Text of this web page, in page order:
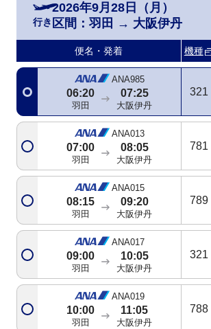
行き
2026年9月28日（月）
区間： 羽田 → 大阪伊丹
便名・発着 機種
ANA985
06:20
羽田
07:25
大阪伊丹
321
ANA013
07:00
羽田
08:05
大阪伊丹
781
ANA015
08:15
羽田
09:20
大阪伊丹
789
ANA017
09:00
羽田
10:05
大阪伊丹
321
ANA019
10:00
羽田
11:05
大阪伊丹
788